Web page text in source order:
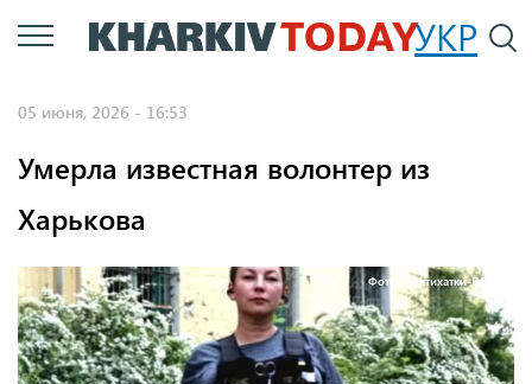
Перейти
к
УКР
05 июня, 2026 - 16:53
Умерла известная волонтер из
Харькова
Фото: "П'ятихатки-БАМ"